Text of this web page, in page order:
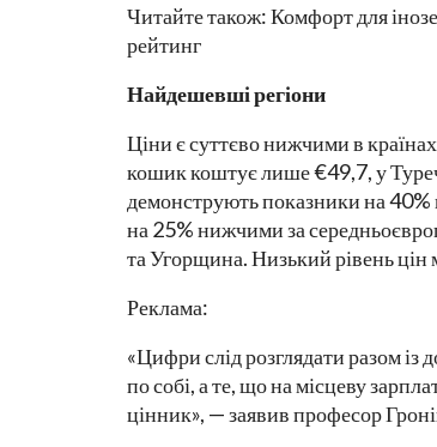
Читайте також: Комфорт для
рейтинг
Найдешевші регіони
Ціни є суттєво нижчими в
кошик коштує лише €49,7, у
демонструють показники на
на 25% нижчими за
та Угорщина. Низький рівень цін
Реклама:
«Цифри слід розглядати разом із
по собі, а те, що на місцеву
цінник», — заявив професор